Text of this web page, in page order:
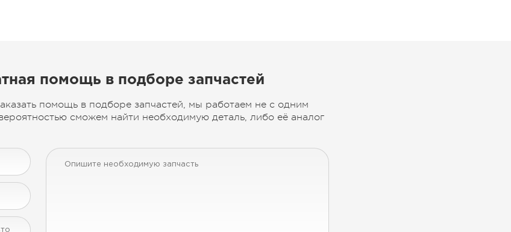
помощь в подборе запчастей
помощь в подборе запчастей, мы работаем не с одним
сможем найти необходимую деталь, либо её аналог